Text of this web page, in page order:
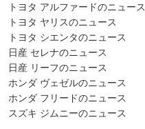
トヨタ アルファードのニュース
トヨタ ヤリスのニュース
トヨタ シエンタのニュース
日産 セレナのニュース
日産 リーフのニュース
ホンダ ヴェゼルのニュース
ホンダ フリードのニュース
スズキ ジムニーのニュース